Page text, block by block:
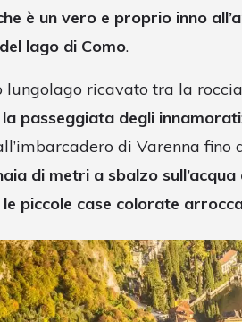
è un vero e proprio inno
lago di Como.
lungolago ricavato tra la
la passeggiata degli innamorati
di Varenna fino
di metri a sbalzo
piccole case colorate